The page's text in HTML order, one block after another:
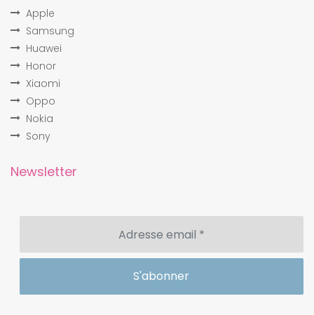
Apple
Samsung
Huawei
Honor
Xiaomi
Oppo
Nokia
Sony
Newsletter